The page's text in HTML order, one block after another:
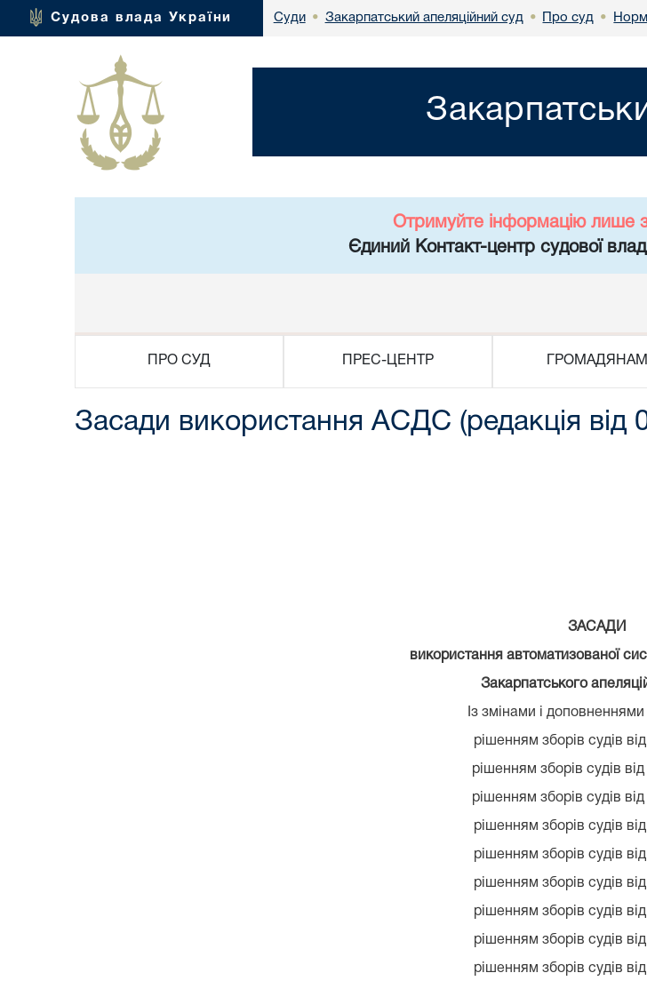
Судова влада України Суди • Закарпатський апеляційний суд • Про суд •
Отримуйте інформацію лише
Єдиний Контакт-центр судової
ПРО СУД ПРЕС-ЦЕНТР ГРОМАДЯНАМ
Засади використання АСДС (редакція від
ЗАСАДИ
використання автоматизованої
Закарпатського
Із змінами і
рішенням зборів судів
рішенням зборів судів
рішенням зборів судів
рішенням зборів судів
рішенням зборів судів
рішенням зборів судів
рішенням зборів судів
рішенням зборів судів
рішенням зборів судів